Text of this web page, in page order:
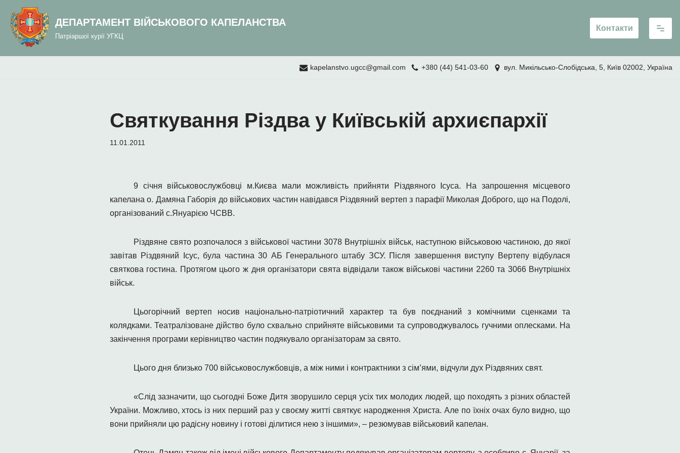
вмісту
Перейти
вмісту
ДЕПАРТАМЕНТ ВІЙСЬКОВОГО КАПЕЛАНСТВА
Патріаршої курії УГКЦ
Контакти
kapelanstvo.ugcc@gmail.com +380 (44) 541-03-60 вул. Микільсько-Слобідська, 5, Київ 02002, Україна
Святкування Різдва у Київській архиєпархії
11.01.2011
9 січня військовослужбовці м.Києва мали можливість прийняти Різдвяного Ісуса. На запрошення місцевого
капелана о. Дамяна Габорія до військових частин навідався Різдвяний вертеп з парафії Миколая Доброго, що на Подолі,
організований с.Януарією ЧСВВ.
Різдвяне свято розпочалося з військової частини 3078 Внутрішніх військ, наступною військовою частиною, до якої
завітав Різдвяний Ісус, була частина 30 АБ Генерального штабу ЗСУ. Після завершення виступу Вертепу відбулася
святкова гостина. Протягом цього ж дня організатори свята відвідали також військові частини 2260та 3066 Внутрішніх
військ.
Цьогорічний вертеп носив національно-патріотичний характер та був поєднаний з
комічними сценками та
колядками. Театралізоване дійство було схвально сприйняте військовими та супроводжувалось гучними оплесками. На
закінчення програми керівництво частин подякувало організаторам за свято.
Цього дня близько 700 військовослужбовців, а між ними і контрактники з сім’ями, відчули дух Різдвяних свят.
«Слід зазначити, що сьогодні Боже Дитя зворушило серця усіх тих молодих людей, що походять з різних областей
України. Можливо, хтось із них перший раз у своєму житті святкує народження Христа. Але по їхніх очах було видно, що
вони прийняли цю радісну новину і готові ділитися нею з іншими», – резюмував військовий капелан.